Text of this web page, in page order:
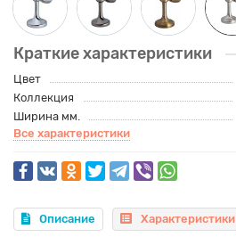
Краткие характеристики
Цвет
Коллекция
Ширина мм.
Все характеристики
Описание Характеристики